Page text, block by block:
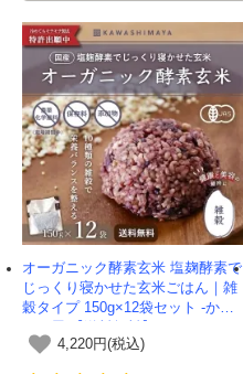
オーガニック酵素玄米 塩麹酵素で
じっくり寝かせた玄米ごはん｜雑
穀タイプ 150g×12袋セット -かわ
4,220円(税込)